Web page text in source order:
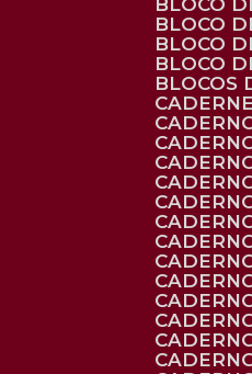
BLOCO
BLOCO
BLOCO
BLOCO